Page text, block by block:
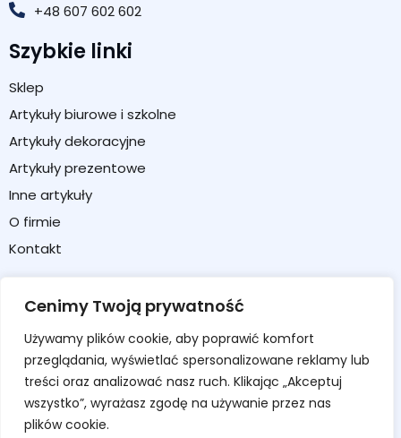
Cenimy Twoją prywatność
Używamy plików cookie, aby poprawić komfort
przeglądania, wyświetlać spersonalizowane reklamy lub
treści oraz analizować nasz ruch. Klikając „Akceptuj
wszystko”, wyrażasz zgodę na używanie przez nas
plików cookie.
+48 607 602 602
Szybkie linki
Sklep
Artykuły biurowe i szkolne
Artykuły dekoracyjne
Artykuły prezentowe
Inne artykuły
O firmie
Kontakt
Koszyk
Formularz zwrotu / reklamacji
Regulamin sklepu
Polityka prywatności